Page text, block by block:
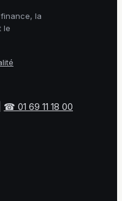
la
le
☎ 01 69 11 18 00